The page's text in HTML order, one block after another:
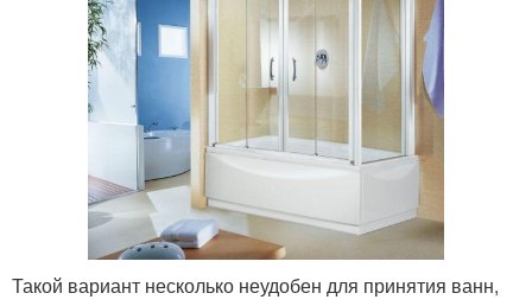
Такой вариант несколько неудобен для принятия ванн,